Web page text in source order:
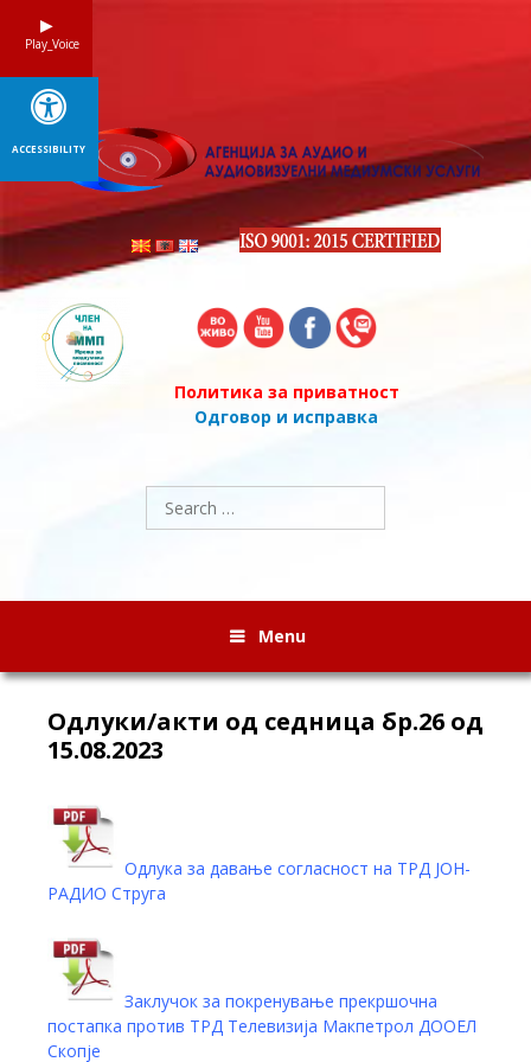
Политика за приватност
Одговор и исправка
Search
for:
Menu
Oдлуки/акти од седница бр.26 од
15.08.2023
Одлука за давање согласност на ТРД ЈОН-
РАДИО Струга
Заклучок за покренување прекршочна
постапка против ТРД Телевизија Макпетрол ДООЕЛ
Скопје
Play_Voice
ACCESSIBILITY